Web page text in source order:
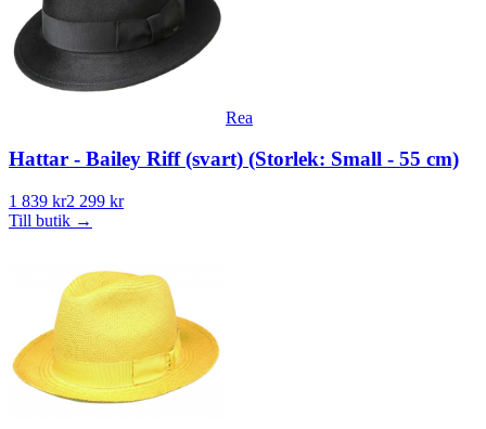
Rea
Hattar - Bailey Riff (svart) (Storlek: Small - 55 cm)
1 839 kr2 299 kr
Till butik →